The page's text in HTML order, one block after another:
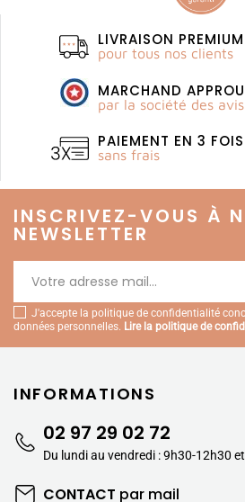
LIVRAISON PREMIUM
pour tous nos clients
MARCHAND
par la société des
PAIEMENT EN 3 FOIS
sans frais
INSCRIVEZ-VOUS À
NEWSLETTER
J'accepte la politique de confidentialité
données personnelles. Lire la politique de
INFORMATIONS
02 97 29 02 72
Du lundi au vendredi : 9h30-12h30
CONTACT par mail